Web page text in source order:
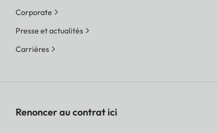
Corporate
Presse et actualités
Carrières
Renoncer au contrat ici